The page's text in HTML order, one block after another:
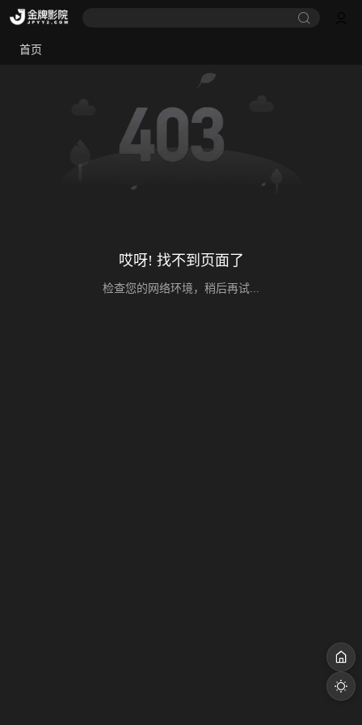
首页
哎呀! 找不到页面了
检查您的网络环境，稍后再试...